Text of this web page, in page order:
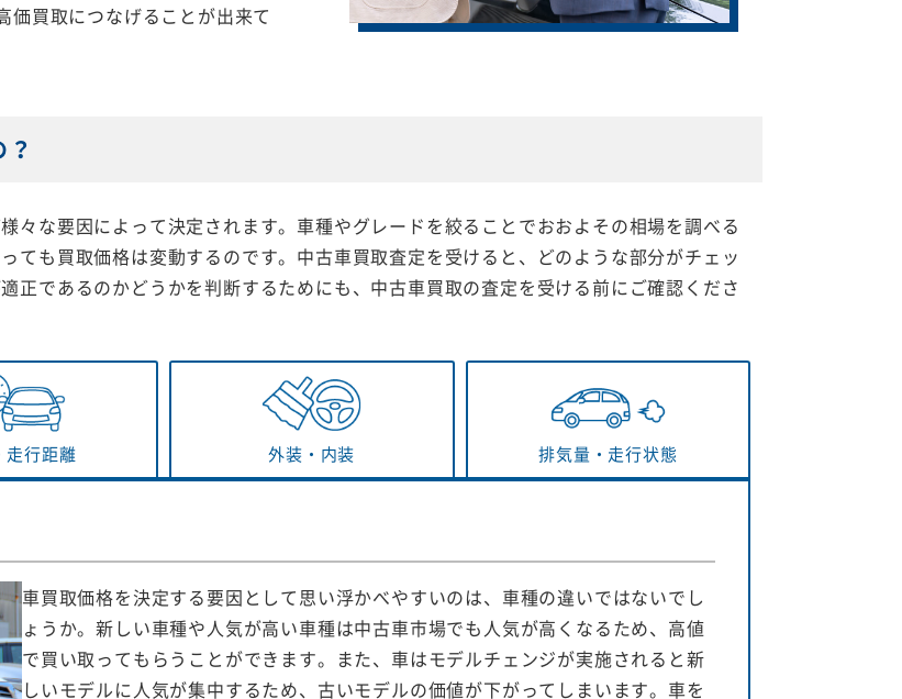
価買取につなげることが出来て
々な要因によって決定されます。車種やグレードを絞ることでおおよその相場を調べる
ても買取価格は変動するのです。中古車買取査定を受けると、どのような部分がチェッ
正であるのかどうかを判断するためにも、中古車買取の査定を受ける前にご確認くださ
走行距離 外装・ 内装 排気量・ 走行状態
車買取価格を決定する要因として思い浮かべやすいのは、車種の違いではないでし
ょうか。新しい車種や人気が高い車種は中古車市場でも人気が高くなるため、高値
で買い取ってもらうことができます。また、車はモデルチェンジが実施されると新
しいモデルに人気が集中するため、古いモデルの価値が下がってしまいます。車を